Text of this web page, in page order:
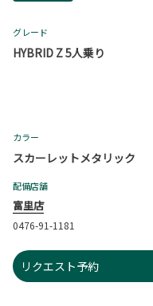
グレード
HYBRID Z 5人乗り
カラー
スカーレットメタリック
配備店舗
富里店
0476-91-1181
リクエスト予約